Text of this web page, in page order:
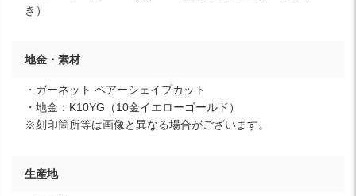
き）
地金・素材
・ガーネット ペアーシェイプカット
・地金：K10YG（10金イエローゴールド）
※刻印箇所等は画像と異なる場合がございます。
生産地